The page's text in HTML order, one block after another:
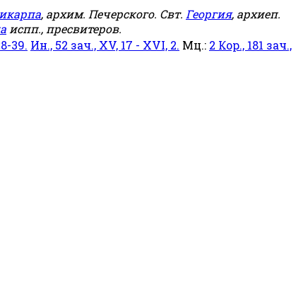
, архим. Печерского. Свт. Георгия, архиеп.
испп., пресвитеров.
39. Ин., 52 зач., XV, 17 - XVI, 2. Мц.: 2 Кор., 181 зач.,